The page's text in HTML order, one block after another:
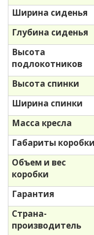
Ширина сиденья
Глубина сиденья
Высота
подлокотников
Высота спинки
Ширина спинки
Масса кресла
Габариты коробки
Объем и вес
коробки
Гарантия
Страна-
производитель